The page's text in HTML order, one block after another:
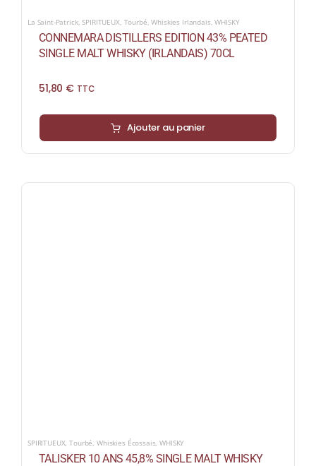
La Saint-Patrick,SPIRITUEUX, Tourbé,Whiskies Irlandais,WHISKY
CONNEMARA DISTILLERS EDITION 43% PEATED
SINGLE MALT WHISKY (IRLANDAIS) 70CL
51,80 € TTC
Ajouter au panier
SPIRITUEUX ,Tourbé Whiskies Écossais ,WHISKY
TALISKER 10 ANS 45,8% SINGLE MALT WHISKY